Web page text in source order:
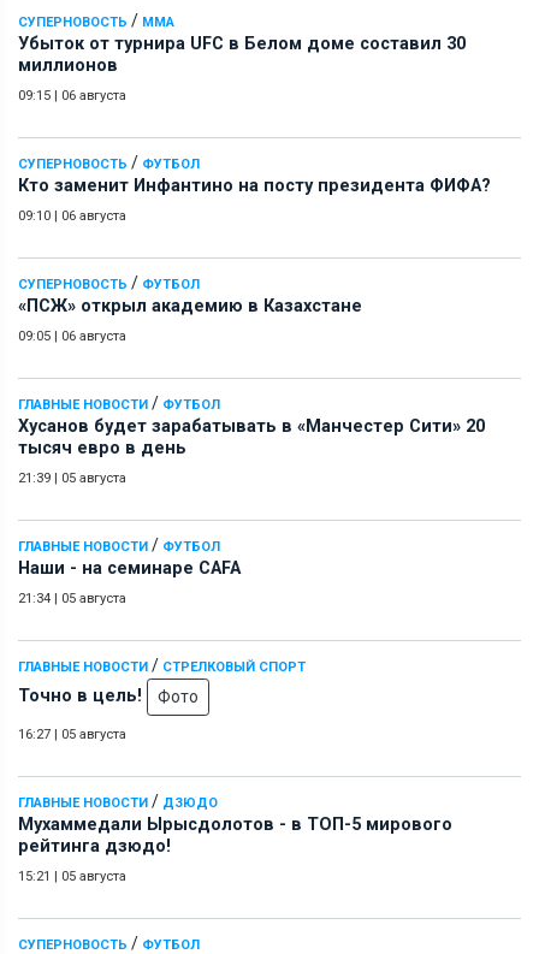
СУПЕРНОВОСТЬ / ММА
Убыток от турнира UFC в Белом доме составил 30
миллионов
09:15 | 06 августа
СУПЕРНОВОСТЬ / ФУТБОЛ
Кто заменит Инфантино на посту президента ФИФА?
09:10 | 06 августа
СУПЕРНОВОСТЬ / ФУТБОЛ
«ПСЖ» открыл академию в Казахстане
09:05 | 06 августа
ГЛАВНЫЕ НОВОСТИ / ФУТБОЛ
Хусанов будет зарабатывать в «Манчестер Сити» 20
тысяч евро в день
21:39 | 05 августа
ГЛАВНЫЕ НОВОСТИ / ФУТБОЛ
Наши - на семинаре СAFA
21:34 | 05 августа
ГЛАВНЫЕ НОВОСТИ / СТРЕЛКОВЫЙ СПОРТ
Точно в цель! Фото
16:27 | 05 августа
ГЛАВНЫЕ НОВОСТИ / ДЗЮДО
Мухаммедали Ырысдолотов - в ТОП-5 мирового
рейтинга дзюдо!
15:21 | 05 августа
СУПЕРНОВОСТЬ / ФУТБОЛ